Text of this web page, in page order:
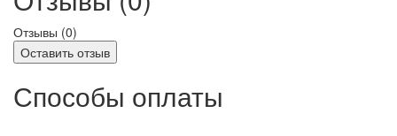
Отзывы (0)
Оставить отзыв
Способы оплаты